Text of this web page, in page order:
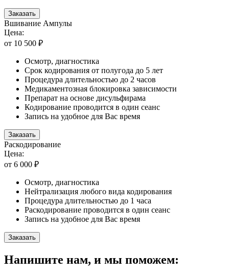
Заказать
Вшивание Ампулы
Цена:
от 10 500 ₽
Осмотр, диагностика
Срок кодирования от полугода до 5 лет
Процедура длительностью до 2 часов
Медикаментозная блокировка зависимости
Препарат на основе дисульфирама
Кодирование проводится в один сеанс
Запись на удобное для Вас время
Заказать
Раскодирование
Цена:
от 6 000 ₽
Осмотр, диагностика
Нейтрализация любого вида кодирования
Процедура длительностью до 1 часа
Раскодирование проводится в один сеанс
Запись на удобное для Вас время
Заказать
Напишите нам, и мы поможем: